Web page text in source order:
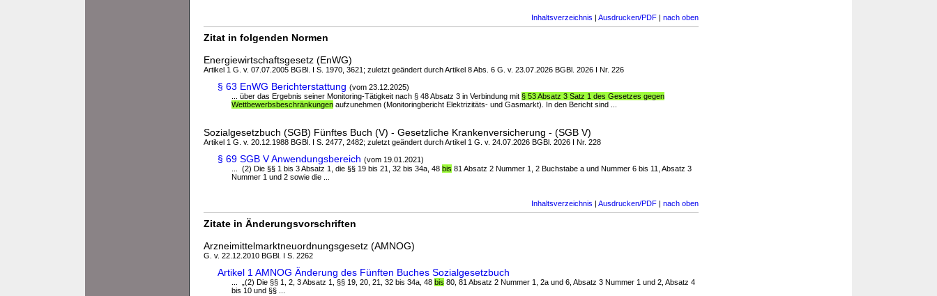
Inhaltsverzeichnis | Ausdrucken/PDF | nach oben
Zitat in folgenden Normen
Energiewirtschaftsgesetz (EnWG)
Artikel 1 G. v. 07.07.2005 BGBl. I S. 1970, 3621; zuletzt geändert durch Artikel 8 Abs. 6 G. v. 23.07.2026 BGBl. 2026 I Nr. 226
§ 63 EnWG Berichterstattung (vom 23.12.2025)
... über das Ergebnis seiner Monitoring-Tätigkeit nach § 48 Absatz 3 in Verbindung mit § 53 Absatz 3 Satz 1 des Gesetzes gegen
Wettbewerbsbeschränkungen aufzunehmen (Monitoringbericht Elektrizitäts- und Gasmarkt). In den Bericht sind ...
Sozialgesetzbuch (SGB) Fünftes Buch (V) - Gesetzliche Krankenversicherung - (SGB V)
Artikel 1 G. v. 20.12.1988 BGBl. I S. 2477, 2482; zuletzt geändert durch Artikel 1 G. v. 24.07.2026 BGBl. 2026 I Nr. 228
§ 69 SGB V Anwendungsbereich (vom 19.01.2021)
... (2) Die §§ 1 bis 3 Absatz 1, die §§ 19 bis 21, 32 bis 34a, 48 bis 81 Absatz 2 Nummer 1, 2 Buchstabe a und Nummer 6 bis 11, Absatz 3
Nummer 1 und 2 sowie die ...
Inhaltsverzeichnis | Ausdrucken/PDF | nach oben
Zitate in Änderungsvorschriften
Arzneimittelmarktneuordnungsgesetz (AMNOG)
G. v. 22.12.2010 BGBl. I S. 2262
Artikel 1 AMNOG Änderung des Fünften Buches Sozialgesetzbuch
... „(2) Die §§ 1, 2, 3 Absatz 1, §§ 19, 20, 21, 32 bis 34a, 48 bis 80, 81 Absatz 2 Nummer 1, 2a und 6, Absatz 3 Nummer 1 und 2, Absatz 4
bis 10 und §§ ...